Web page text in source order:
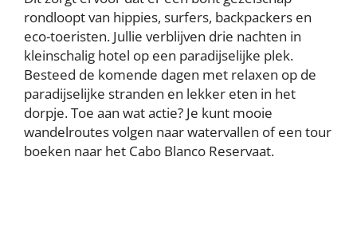
rondloopt van hippies, surfers, backpackers en
eco-toeristen. Jullie verblijven drie nachten in
kleinschalig hotel op een paradijselijke plek.
Besteed de komende dagen met relaxen op de
paradijselijke stranden en lekker eten in het
dorpje. Toe aan wat actie? Je kunt mooie
wandelroutes volgen naar watervallen of een tour
boeken naar het Cabo Blanco Reservaat.